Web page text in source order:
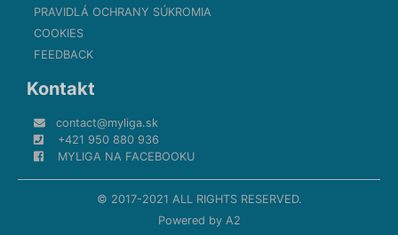
PRAVIDLÁ OCHRANY SÚKROMIA
COOKIES
FEEDBACK
Kontakt
contact@myliga.sk
+421 950 880 936
MYLIGA NA FACEBOOKU
© 2017-2021 ALL RIGHTS RESERVED.
Powered by A2